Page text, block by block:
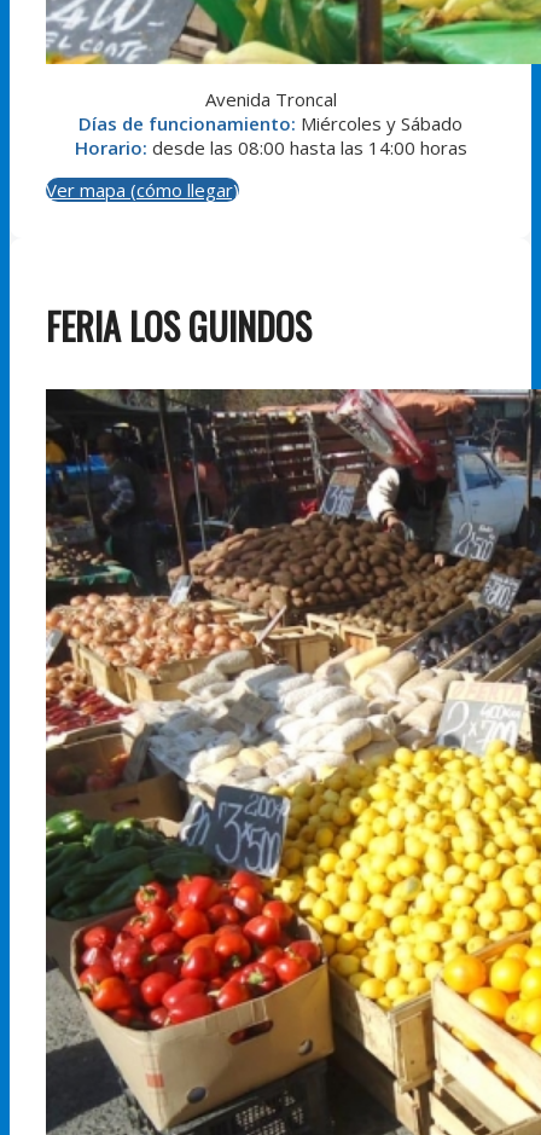
Avenida Troncal
Días de funcionamiento: Miércoles y Sábado
Horario: desde las 08:00 hasta las 14:00 horas
Ver mapa (cómo llegar)
FERIA LOS GUINDOS